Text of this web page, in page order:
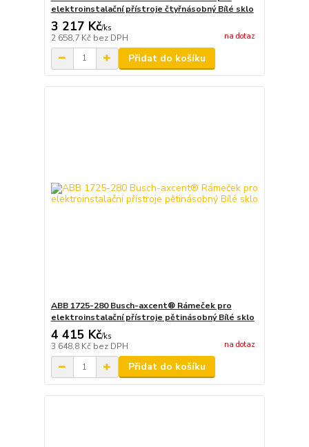
elektroinstalační přístroje čtyřnásobný Bílé sklo
3 217 Kč/ks
2 658,7 Kč bez DPH na dotaz
Přidat do košíku
ABB 1725-280 Busch-axcent® Rámeček pro
elektroinstalační přístroje pětinásobný Bílé sklo
4 415 Kč/ks
3 648,8 Kč bez DPH na dotaz
Přidat do košíku